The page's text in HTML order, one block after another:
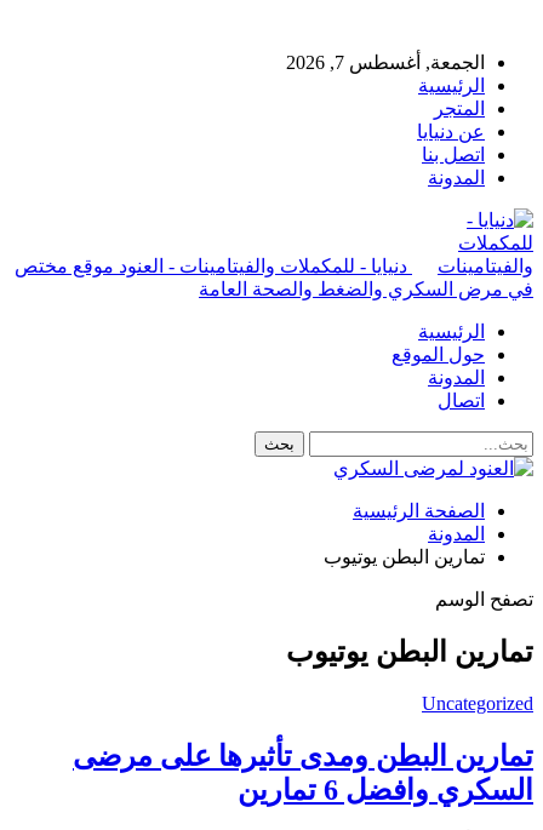
الجمعة, أغسطس 7, 2026
الرئيسية
المتجر
عن دنيايا
اتصل بنا
المدونة
دنيايا - للمكملات والفيتامينات - العنود موقع مختص
في مرض السكري والضغط والصحة العامة
الرئيسية
حول الموقع
المدونة
اتصال
الصفحة الرئيسية
المدونة
تمارين البطن يوتيوب
تصفح الوسم
تمارين البطن يوتيوب
Uncategorized
تمارين البطن ومدى تأثيرها على مرضى
السكري وافضل 6 تمارين